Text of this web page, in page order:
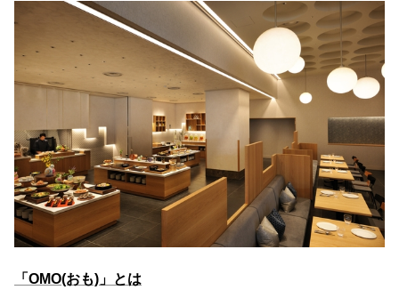
「OMO(おも)」とは